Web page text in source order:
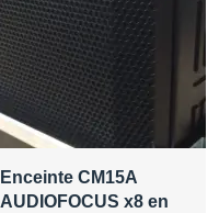
Enceinte CM15A
AUDIOFOCUS x8 en